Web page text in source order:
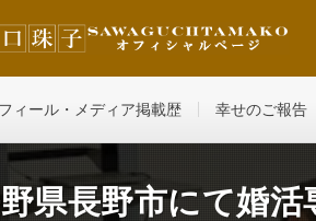
ィール・メディア掲載歴 幸せのご報告
県長野市にて婚